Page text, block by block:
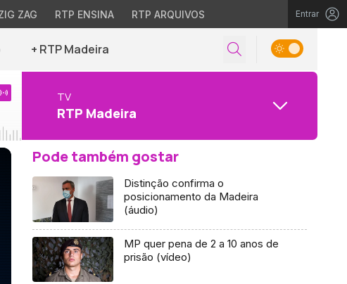
ZAG RTP ENSINA RTP ARQUIVOS Entrar
+ RTP Madeira
TV
RTP Madeira
Pode também gostar
Distinção confirma o
posicionamento da Madeira
(áudio)
MP quer pena de 2 a 10 anos de
prisão (vídeo)